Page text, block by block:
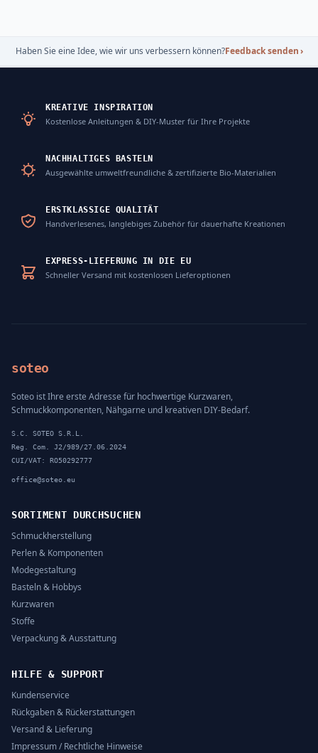
Haben Sie eine Idee, wie wir uns verbessern können?Feedback senden›
KREATIVE INSPIRATION
Kostenlose Anleitungen & DIY-Muster für Ihre Projekte
NACHHALTIGES BASTELN
Ausgewählte umweltfreundliche & zertifizierte Bio-Materialien
ERSTKLASSIGE QUALITÄT
Handverlesenes, langlebiges Zubehör für dauerhafte Kreationen
EXPRESS-LIEFERUNG IN DIE EU
Schneller Versand mit kostenlosen Lieferoptionen
soteo
Soteo ist Ihre erste Adresse für hochwertige Kurzwaren,
Schmuckkomponenten, Nähgarne und kreativen DIY-Bedarf.
S.C. SOTEO S.R.L.
Reg. Com. J2/989/27.06.2024
CUI/VAT: RO50292777
office@soteo.eu
SORTIMENT DURCHSUCHEN
Schmuckherstellung
Perlen & Komponenten
Modegestaltung
Basteln & Hobbys
Kurzwaren
Stoffe
Verpackung & Ausstattung
HILFE & SUPPORT
Kundenservice
Rückgaben & Rückerstattungen
Versand & Lieferung
Impressum / Rechtliche Hinweise